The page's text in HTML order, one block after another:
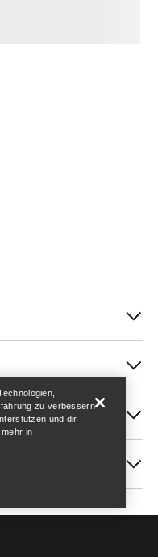
Help
zu verbessern
und dir
in